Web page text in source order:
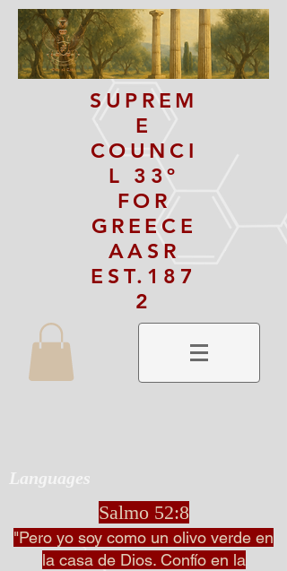
SUPREM
E
COUNCI
L 33º
FOR
GREECE
AASR
EST.187
2
Languages
Salmo 52:8
"Pero yo soy como un olivo verde en
la casa de Dios. Confío en la